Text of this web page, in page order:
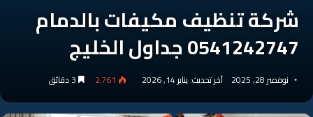
شركة تنظيف مكيفات بالدمام
0541242747 جداول الخليج
نوفمبر 28, 2025 آخر تحديث: يناير 14, 2026 2٬761